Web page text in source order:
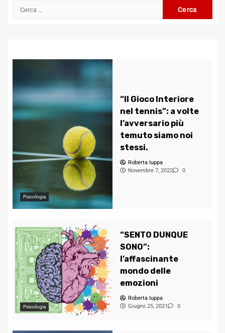
Ricerca
Psicologia
“Il Gioco Interiore
nel tennis”: a volte
l’avversario più
temuto siamo noi
stessi.
Roberta Iuppa
Novembre 7, 2022
0
Psicologia
“SENTO DUNQUE
SONO”:
l’affascinante
mondo delle
emozioni
Roberta Iuppa
Giugno 25, 2021
0